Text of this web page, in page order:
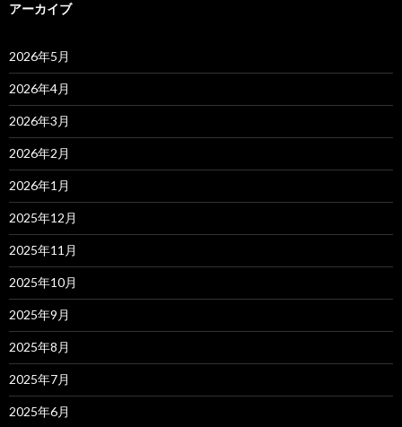
アーカイブ
2026年5月
2026年4月
2026年3月
2026年2月
2026年1月
2025年12月
2025年11月
2025年10月
2025年9月
2025年8月
2025年7月
2025年6月